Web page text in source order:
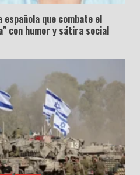
española que combate el
con humor y sátira social